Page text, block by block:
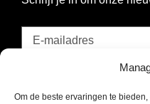
Om de beste ervaringen te